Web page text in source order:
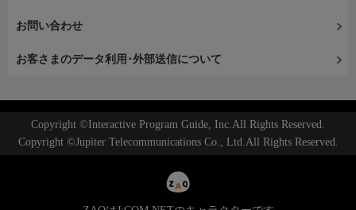
お問い合わせ
お客さまのデータ利用･外部送信について
Copyright ©Interactive Program Guide, Inc.All Rights Reserved.
Copyright ©Jupiter Telecommunications Co., Ltd.All Rights Reserved.